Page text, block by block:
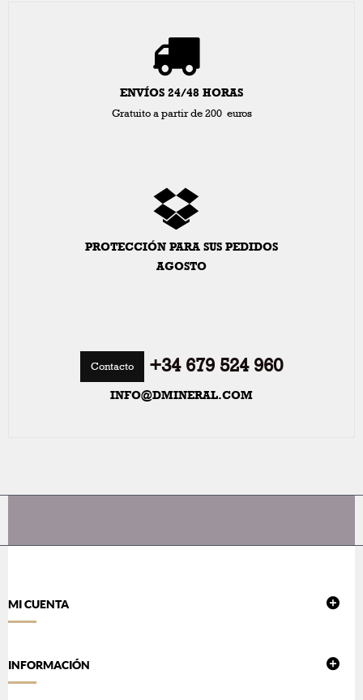
ENVÍOS 24/48 HORAS
Gratuito a partir de 200 euros
PROTECCIÓN PARA SUS PEDIDOS
AGOSTO
Contacto +34 679 524 960
INFO@DMINERAL.COM
MI CUENTA
INFORMACIÓN